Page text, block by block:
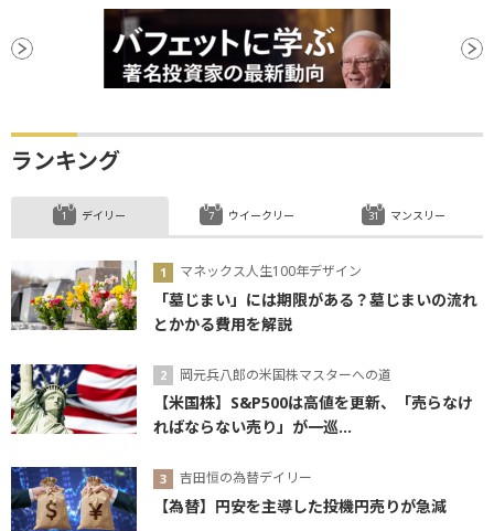
ランキング
デイリー
マネックス人生100年デザイン
「墓じまい」には期限がある？墓じまいの流れ
とかかる費用を解説
岡元兵八郎の米国株マスターへの道
【米国株】S&P500は高値を更新、「売らなけ
ればならない売り」が一巡...
吉田恒の為替デイリー
【為替】円安を主導した投機円売りが急減
ウイークリー マンスリー